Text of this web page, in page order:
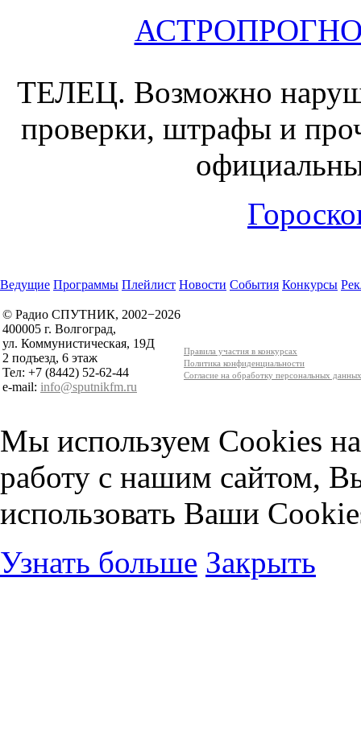
ТЕЛЕЦ. Возможно
проверки, штрафы и
Ведущие Программы Плейлист Новости События Конкурсы
© Радио СПУТНИК, 2002−2026
400005 г. Волгоград,
ул. Коммунистическая, 19Д
2 подъезд, 6 этаж
Тел: +7 (8442) 52-62-44
e-mail: info@sputnikfm.ru
Правила участия в конкурсах
Политика конфиденциальности
Согласие на обработку персональных данных
Мы используем Cookies
работу с нашим сайтом,
использовать Ваши
Узнать больше Закрыть